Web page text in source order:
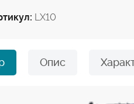
LX10
Опис